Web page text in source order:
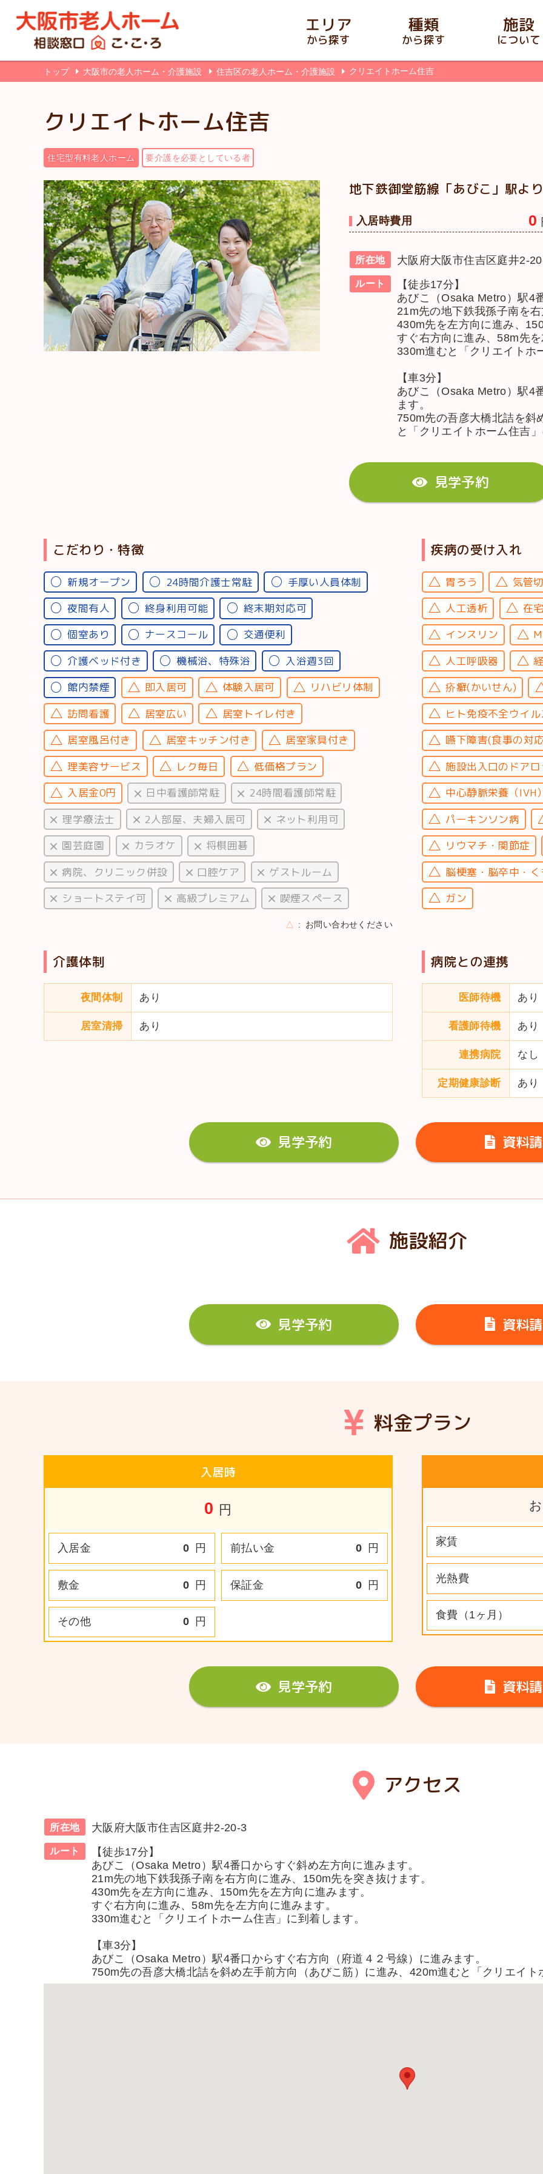
エリア
から探す
種類
から探す
施設
について
トップ 大阪市の老人ホーム・介護施設 住吉区の老人ホーム・介護施設 クリエイトホーム住吉
クリエイトホーム住吉
住宅型有料老人ホーム 要介護を必要としている者
地下鉄御堂筋線「あびこ」駅よ
入居時費用 0
所在地 大阪府大阪市住吉区庭井2-
ルート
【徒歩17分】
あびこ（Osaka Metro）駅4
21m先の地下鉄我孫子南を
430m先を左方向に進み、
すぐ右方向に進み、58m先
330m進むと「クリエイトホ
【車3分】
あびこ（Osaka Metro）駅4
ます。
750m先の吾彦大橋北詰を斜
と「クリエイトホーム住吉
見学予約
こだわり・特徴
新規オープン 24時間介護士常駐
手厚い人員体制
夜間有人
終身利用可能
終末期対応可
個室あり
ナースコール
交通便利
介護ベッド付き
機械浴、特殊浴
入浴週3回
館内禁煙
即入居可 体験入居可
リハビリ体制
訪問看護
居室広い
居室トイレ付き
居室風呂付き
居室キッチン付き
居室家具付き
理美容サービス
レク毎日
低価格プラン
入居金0円
日中看護師常駐
24時間看護師常駐
理学療法士
2人部屋、夫婦入居可
ネット利用可
園芸庭園
カラオケ
将棋囲碁
病院、クリニック併設
口腔ケア
ゲストルーム
ショートステイ可
高級プレミアム 喫煙スペース
△ お問い合わせください
疾病の受け入れ
胃ろう
気管
人工透析
在
インスリン
人工呼吸器
疥癬(かいせん)
ヒト免疫不全ウイ
嚥下障害(食事の対
施設出入口のドア
中心静脈栄養（IVH
パーキンソン病
リウマチ・関節症
脳梗塞・脳卒中・
ガン
介護体制
夜間体制 あり
居室清掃 あり
病院との連携
医師待機 あり
看護師待機 あり
連携病院 なし
定期健康診断 あり
見学予約 資料
施設紹介
見学予約 資料
料金プラン
入居時
0 円
入居金 0 円 前払い金 0 円
敷金 0 円 保証金 0 円
その他 0 円
家賃
光熱費
食費（1ヶ月）
見学予約 資料
アクセス
所在地 大阪府大阪市住吉区庭井2-20-3
ルート
【徒歩17分】
あびこ（Osaka Metro）駅4番口からすぐ斜め左方向に進みます。
21m先の地下鉄我孫子南を右方向に進み、150m先を突き抜けます。
430m先を左方向に進み、150m先を左方向に進みます。
すぐ右方向に進み、58m先を左方向に進みます。
330m進むと「クリエイトホーム住吉」に到着します。
【車3分】
あびこ（Osaka Metro）駅4番口からすぐ右方向（府道４２号線）に進みます。
750m先の吾彦大橋北詰を斜め左手前方向（あびこ筋）に進み、420m進むと「クリエイ